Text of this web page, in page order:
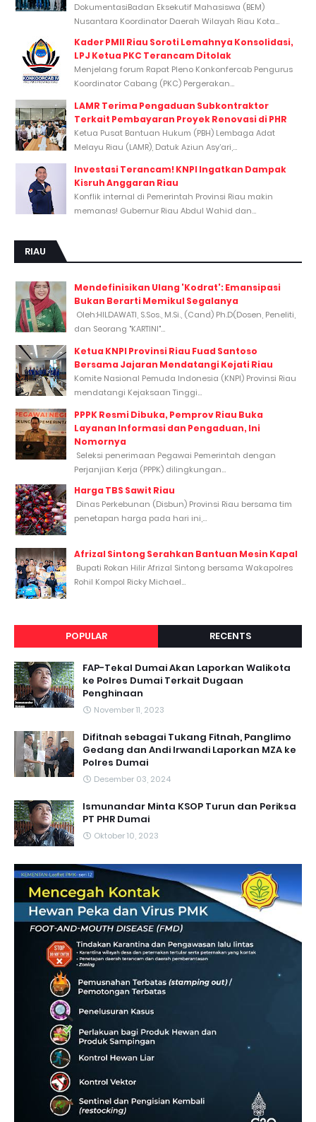
DokumentasiBadan Eksekutif Mahasiswa (BEM)
Nusantara Koordinator Daerah Wilayah Riau Kota...
Kader PMII Riau Soroti Lemahnya Konsolidasi,
LPJ Ketua PKC Terancam Ditolak
Menjelang forum Rapat Pleno Konkonfercab Pengurus
Koordinator Cabang (PKC) Pergerakan...
LAMR Terima Pengaduan Subkontraktor
Terkait Pembayaran Proyek Renovasi di PHR
Ketua Pusat Bantuan Hukum (PBH) Lembaga Adat
Melayu Riau (LAMR), Datuk Aziun Asy’ari,...
Investasi Terancam! KNPI Ingatkan Dampak
Kisruh Anggaran Riau
Konflik internal di Pemerintah Provinsi Riau makin
memanas! Gubernur Riau Abdul Wahid dan...
RIAU
Mendefinisikan Ulang 'Kodrat': Emansipasi
Bukan Berarti Memikul Segalanya
Oleh:HILDAWATI, S.Sos., M.Si., (Cand) Ph.D(Dosen, Peneliti,
dan Seorang "KARTINI"...
Ketua KNPI Provinsi Riau Fuad Santoso
Bersama Jajaran Mendatangi Kejati Riau
Komite Nasional Pemuda Indonesia (KNPI) Provinsi Riau
mendatangi Kejaksaan Tinggi...
PPPK Resmi Dibuka, Pemprov Riau Buka
Layanan Informasi dan Pengaduan, Ini
Nomornya
Seleksi penerimaan Pegawai Pemerintah dengan
Perjanjian Kerja (PPPK) dilingkungan...
Harga TBS Sawit Riau
Dinas Perkebunan (Disbun) Provinsi Riau bersama tim
penetapan harga pada hari ini,...
Afrizal Sintong Serahkan Bantuan Mesin Kapal
Bupati Rokan Hilir Afrizal Sintong bersama Wakapolres
Rohil Kompol Ricky Michael...
POPULAR RECENTS
FAP-Tekal Dumai Akan Laporkan Walikota
ke Polres Dumai Terkait Dugaan
Penghinaan
November 11, 2023
Difitnah sebagai Tukang Fitnah, Panglimo
Gedang dan Andi Irwandi Laporkan MZA ke
Polres Dumai
Desember 03, 2024
Ismunandar Minta KSOP Turun dan Periksa
PT PHR Dumai
Oktober 10, 2023